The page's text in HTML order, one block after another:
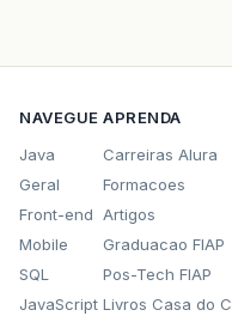
NAVEGUE
Java
Geral
Front-end
Mobile
SQL
JavaScript
APRENDA
Carreiras Alura
Formacoes
Artigos
Graduacao FIAP
Pos-Tech FIAP
Livros Casa do